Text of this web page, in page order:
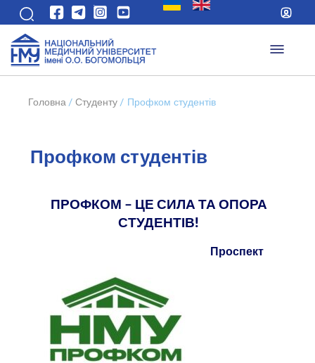
Головна / Студенту / Профком студентів
Профком студентів
ПРОФКОМ – ЦЕ СИЛА ТА ОПОРА
СТУДЕНТІВ!
Проспект